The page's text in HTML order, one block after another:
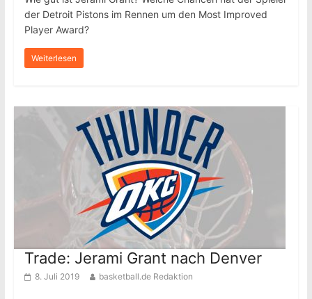
der Detroit Pistons im Rennen um den Most Improved
Player Award?
Weiterlesen
Trade: Jerami Grant nach Denver
8. Juli 2019 basketball.de Redaktion